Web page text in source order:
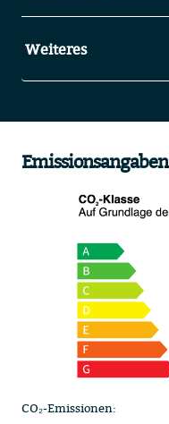
Weiteres
Emissionsangaben
CO₂-Emissionen: